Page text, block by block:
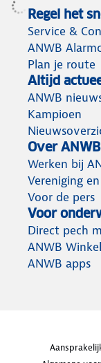
Regel het
Service &
ANWB
Plan je route
Altijd
ANWB
Kampioen
Over ANWB
Werken bij
Vereniging
Voor de pers
Voor
Direct pech
ANWB
ANWB apps